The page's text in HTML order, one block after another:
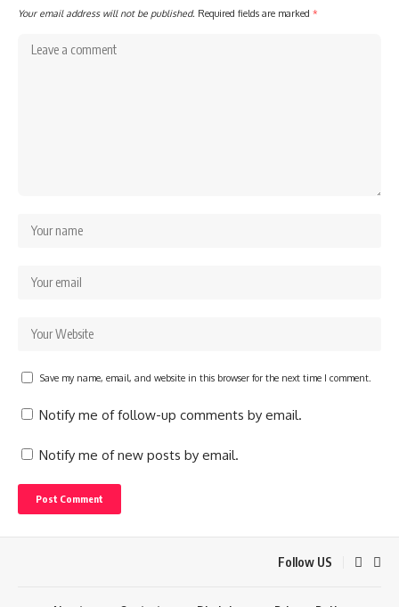
Your email address will not be published. Required fields are marked *
Save my name, email, and website in this browser for the next time I comment.
Notify me of follow-up comments by email.
Notify me of new posts by email.
Follow US